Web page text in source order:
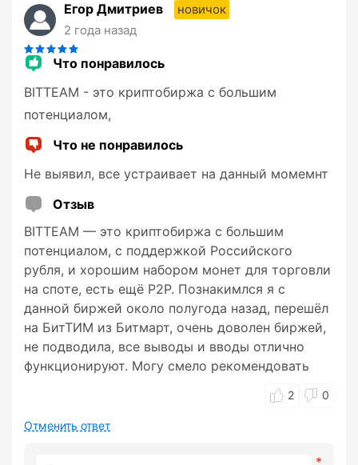
Егор Дмитриев
новичок
2 года назад
Что понравилось
BITTEAM - это криптобиржа с большим
потенциалом,
Что не понравилось
Не выявил, все устраивает на данный момемнт
Отзыв
BITTEAM — это криптобиржа с большим
потенциалом, с поддержкой Российского
рубля, и хорошим набором монет для торговли
на споте, есть ещё P2P. Познакимлся я с
данной биржей около полугода назад, перешёл
на БитТИМ из Битмарт, очень доволен биржей,
не подводила, все выводы и вводы отлично
функционируют. Могу смело рекомендовать
Отменить ответ
2 0